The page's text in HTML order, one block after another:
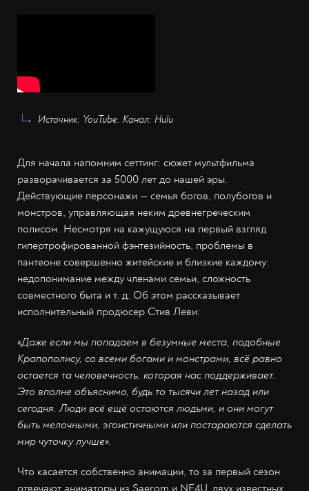
Источник: YouTube. Канал: Hulu
Для начала напомним сеттинг: сюжет мультфильма
разворачивается за 5000 лет до нашей эры.
Действующие персонажи — семья богов, полубогов и
монстров, управляющая неким древнегреческим
полисом. Несмотря на кажущуюся на первый взгляд
гипертрофированной фэнтезийность, проблемы в
пантеоне совершенно житейские и близкие каждому:
недопонимание между членами семьи, сложность
совместного быта и т. д. Об этом рассказывает
исполнительный продюсер Стив Леви:
«Даже если мы попадаем в безумные места, подобные
Крапополису, со всеми богами и монстрами, всё равно
остается та человечность, которая нас поддерживает.
Это вполне объяснимо, будь то тысячи лет назад или
сегодня. Люди всё ещё остаются людьми, и они могут
быть мелочными, эгоистичными или постараются сделать
мир чуточку лучше».
Что касается собственно анимации, то за первый сезон
отвечают аниматоры из Saerom и NE4U, двух известных